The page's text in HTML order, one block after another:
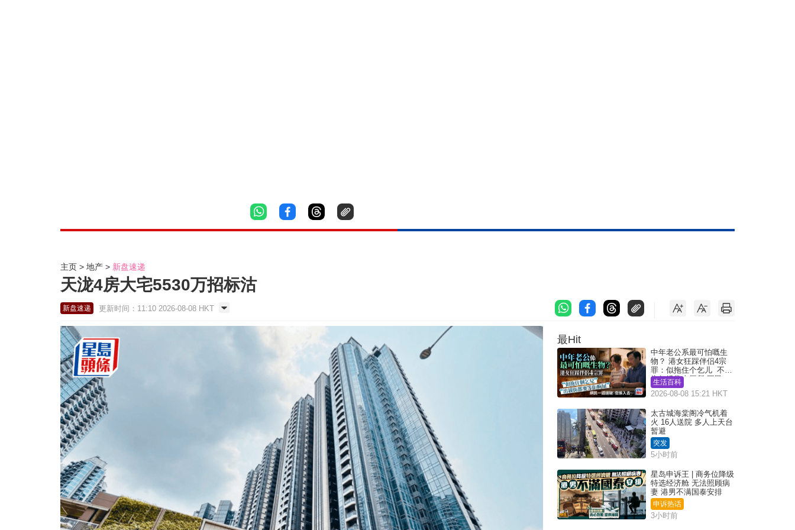
主页 地产 新盘速递
天泷4房大宅5530万招标沽
新盘速递 更新时间：11:10 2026-08-08 HKT
最Hit
中年老公系最可怕嘅生
物？ 港女狂踩伴侣4宗
罪：似拖住个乞儿 不解
为何经常去厕所 网民一
语道破
生活百科
2026-08-08 15:21 HKT
太古城海棠阁冷气机着
火 16人送院 多人上天台
暂避
突发
5小时前
星岛申诉王 | 商务位降级
特选经济舱 无法照顾病
妻 港男不满国泰安排
申诉热话
3小时前